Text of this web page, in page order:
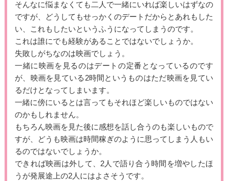
そんなに悩まなくても二人で一緒にいれば楽しいはずなの
ですが、どうしてもせっかくのデートだからとあれもした
い、これもしたいというふうになってしまうのです。
これは誰にでも経験があることではないでしょうか。
失敗しがちなのは映画でしょう。
一緒に映画を見るのはデートの定番となっているのです
が、映画を見ている2時間というものはただ映画を見てい
るだけとなってしまいます。
一緒に傍にいるとは言ってもそれほど楽しいものではない
のかもしれません。
もちろん映画を見た後に感想を話し合うのも楽しいもので
すが、どうも映画は時間稼ぎのように思ってしまう人もい
るのではないでしょうか。
できれば映画は外して、2人で語り合う時間を増やしたほ
うが発展途上の2人にはよさそうです。